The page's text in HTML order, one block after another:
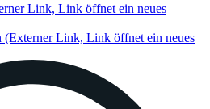
Link, Link öffnet ein neues
(Externer Link, Link öffnet ein neues